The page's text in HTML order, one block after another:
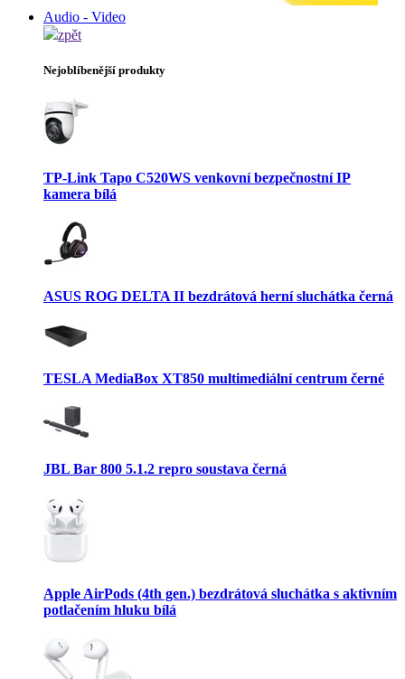
Audio - Video
zpět
Nejoblíbenější produkty
TP-Link Tapo C520WS venkovní bezpečnostní IP
kamera bílá
ASUS ROG DELTA II bezdrátová herní sluchátka černá
TESLA MediaBox XT850 multimediální centrum černé
JBL Bar 800 5.1.2 repro soustava černá
Apple AirPods (4th gen.) bezdrátová sluchátka s aktivním
potlačením hluku bílá